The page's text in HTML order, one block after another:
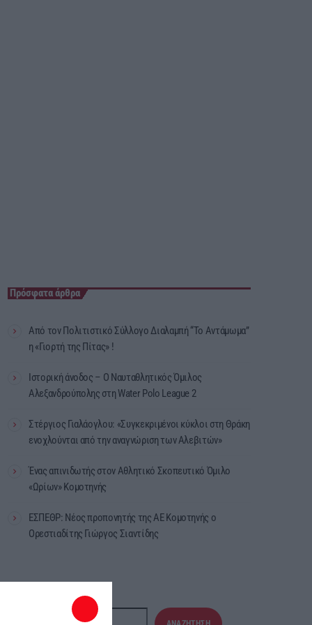
Πρόσφατα άρθρα
Από τον Πολιτιστικό Σύλλογο Διαλαμπή “Το Αντάμωμα”
η «Γιορτή της Πίτας» !
Ιστορική άνοδος – Ο Ναυταθλητικός Όμιλος
Αλεξανδρούπολης στη Water Polo League 2
Στέργιος Γιαλάογλου: «Συγκεκριμένοι κύκλοι στη Θράκη
ενοχλούνται από την αναγνώριση των Αλεβιτών»
Ένας απινιδωτής στον Αθλητικό Σκοπευτικό Όμιλο
«Ωρίων» Κομοτηνής
ΕΣΠΕΘΡ: Νέος προπονητής της ΑΕ Κομοτηνής ο
Ορεστιαδίτης Γιώργος Σιαντίδης